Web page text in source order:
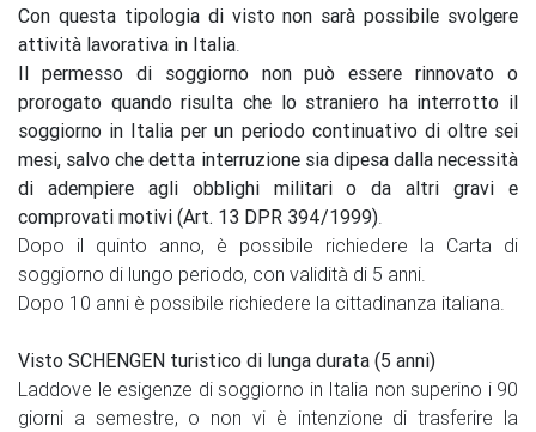
Con questa tipologia di visto non sarà possibile svolgere
attività lavorativa in Italia
Il permesso di soggiorno non può essere rinnovato o
prorogato quando risulta che lo straniero ha interrotto il
soggiorno in Italia per un periodo continuativo di oltre sei
mesi, salvo che detta interruzione sia dipesa dalla necessità
di adempiere agli obblighi militari o da altri gravi e
comprovati motivi (Art. 13 DPR 394/1999)
Dopo il quinto anno, è possibile richiedere la Carta di
soggiorno di lungo periodo, con validità di 5 anni.
Dopo 10 anni è possibile richiedere la cittadinanza italiana.
Visto SCHENGEN turistico di lunga durata (5 anni)
Laddove le esigenze di soggiorno in Italia non superino i 90
giorni a semestre, o non vi è intenzione di trasferire la